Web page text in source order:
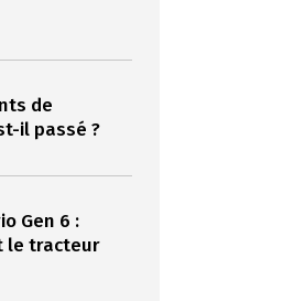
de
il passé ?
Gen 6 :
le tracteur